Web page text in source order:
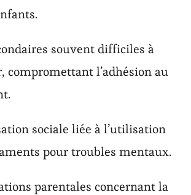
souvent difficiles à
compromettant l’adhésion au
sociale liée à l’utilisation
pour troubles mentaux.
parentales concernant la